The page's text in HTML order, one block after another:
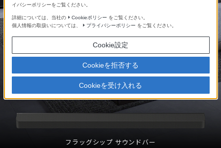
360立体音響による
臨場感のあるサウンドと
洗練されたスリムな
デザインを両立
フラッグシップ サウンドバー
イバシーポリシーをご覧ください。
詳細については、当社の Cookieポリシー をご覧ください。
個人情報の取扱いについては、
プライバシーポリシー をご覧ください。
Cookie設定
Cookieを拒否する
Cookieを受け入れる